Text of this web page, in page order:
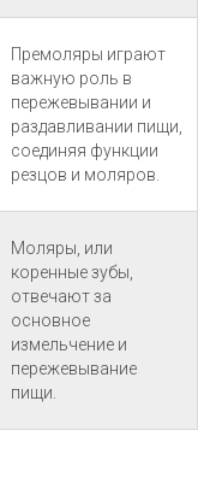
Премоляры играют
важную роль в
пережевывании и
раздавливании пищи,
соединяя функции
резцов и моляров.
Моляры, или
коренные зубы,
отвечают за
основное
измельчение и
пережевывание
пищи.